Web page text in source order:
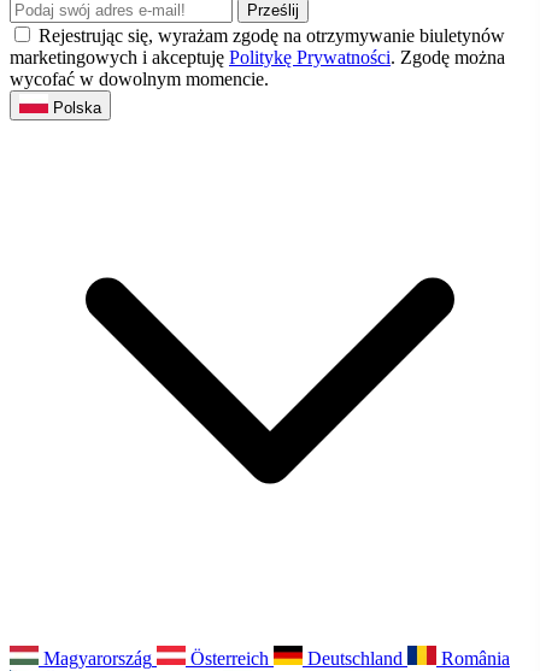
Prześlij
Rejestrując się, wyrażam zgodę na otrzymywanie biuletynów
marketingowych i akceptuję Politykę Prywatności. Zgodę można
wycofać w dowolnym momencie.
Polska
Magyarország Österreich Deutschland
România